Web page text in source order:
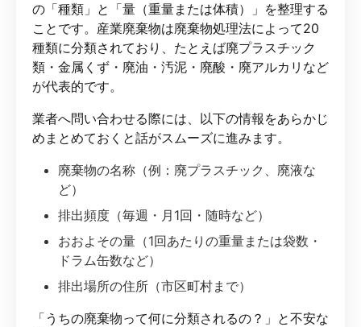
の「種類」と「量（重量または体積）」を整理する
ことです。産業廃棄物は廃棄物処理法によって20
種類に分類されており、たとえば廃プラスチック
類・金属くず・廃油・汚泥・廃酸・廃アルカリなど
が代表的です。
業者へ問い合わせる際には、以下の情報をあらかじ
めまとめておくと話がスムーズに進みます。
廃棄物の名称（例：廃プラスチック、廃液な
ど）
排出頻度（毎週・月1回・随時など）
おおよその量（1回あたりの重量または袋数・
ドラム缶数など）
排出場所の住所（市区町村まで）
「うちの廃棄物って何に分類されるの？」と不安な